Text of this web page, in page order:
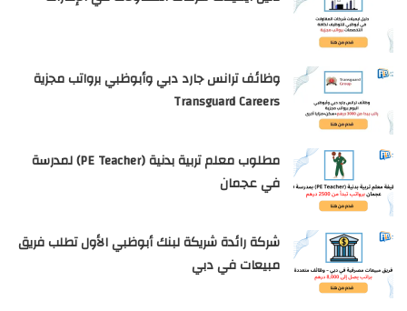
وظائف ترانس جارد دبي وأبوظبي برواتب مجزية
Transguard Careers
مطلوب معلم تربية بدنية (PE Teacher) لمدرسة
في عجمان
شركة رائدة شريكة لبنك أبوظبي الأول تطلب فريق
مبيعات في دبي